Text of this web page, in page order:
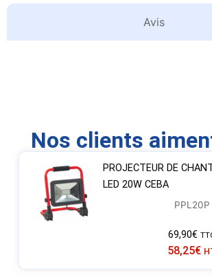
Avis
Nos clients
PROJECTEUR DE
LED 20W CEBA
PPL20P
69,90€
58,25€